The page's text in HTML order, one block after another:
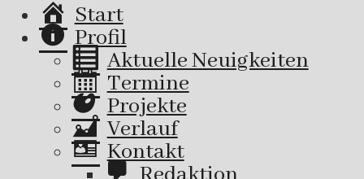
Start
Profil
Aktuelle Neuigkeiten
Termine
Projekte
Verlauf
Kontakt